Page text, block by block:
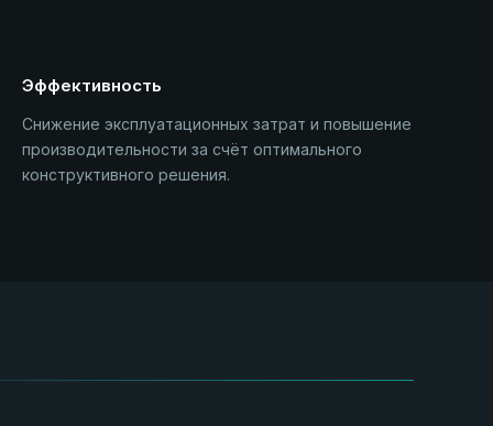
Эффективность
Снижение эксплуатационных затрат и повышение
производительности за счёт оптимального
конструктивного решения.